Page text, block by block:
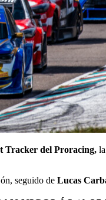
Tracker del Proracing,
seguido de Lucas